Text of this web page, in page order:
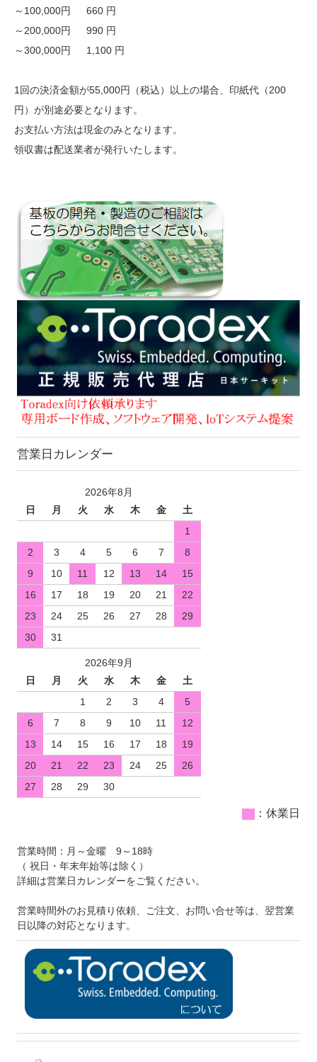
～100,000円 660 円
～200,000円 990 円
～300,000円 1,100 円
1回の決済金額が55,000円（税込）以上の場合、印紙代（200
円）が別途必要となります。
お支払い方法は現金のみとなります。
領収書は配送業者が発行いたします。
営業日カレンダー
2026年8月
日
月 火 水 木 金
土
1
2
3 4 5 6 7
8
9
10 11 12 13 14
15
16
17 18 19 20 21
22
23
24 25 26 27 28
29
30
31
2026年9月
日
月 火 水 木 金
土
1
2 3 4
5
6
7 8 9 10 11
12
13
14 15 16 17 18
19
20
21 22 23 24 25
26
27
28 29 30
：休業日
営業時間：月～金曜 9～18時
（ 祝日・年末年始等は除く）
詳細は営業日カレンダーをご覧ください。
営業時間外のお見積り依頼、ご注文、お問い合せ等は、翌営業
日以降の対応となります。